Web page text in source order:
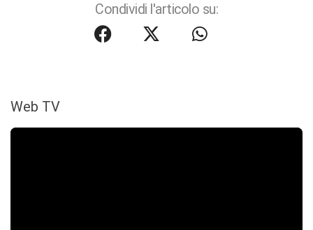
Condividi l'articolo su:
Web TV